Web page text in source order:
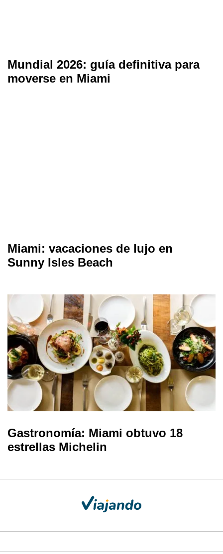
Mundial 2026: guía definitiva para
moverse en Miami
Miami: vacaciones de lujo en
Sunny Isles Beach
Gastronomía: Miami obtuvo 18
estrellas Michelin